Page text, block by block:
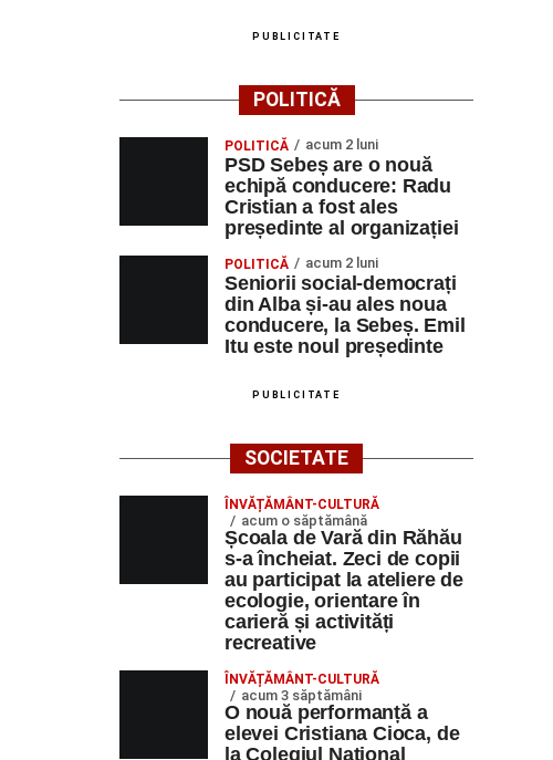
PUBLICITATE
POLITICĂ
POLITICĂ acum 2 luni
PSD Sebeș are o nouă
echipă conducere: Radu
Cristian a fost ales
președinte al organizației
POLITICĂ acum 2 luni
Seniorii social-democrați
din Alba și-au ales noua
conducere, la Sebeș. Emil
Itu este noul președinte
PUBLICITATE
SOCIETATE
ÎNVĂȚĂMÂNT-CULTURĂ
acum o săptămână
Școala de Vară din Răhău
s-a încheiat. Zeci de copii
au participat la ateliere de
ecologie, orientare în
carieră și activități
recreative
ÎNVĂȚĂMÂNT-CULTURĂ
acum 3 săptămâni
O nouă performanță a
elevei Cristiana Cioca, de
la Colegiul Național